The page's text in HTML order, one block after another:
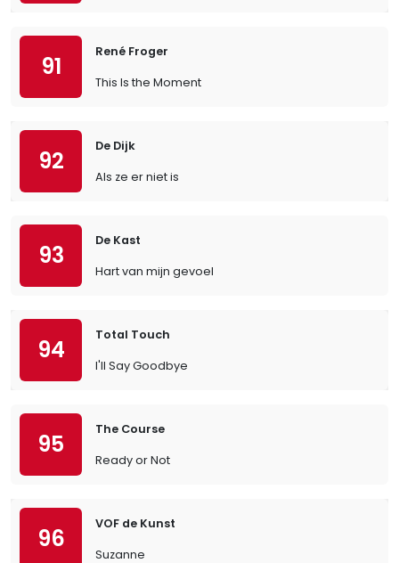
91
René Froger
This Is the Moment
92
De Dijk
Als ze er niet is
93
De Kast
Hart van mijn gevoel
94
Total Touch
I'll Say Goodbye
95
The Course
Ready or Not
96
VOF de Kunst
Suzanne